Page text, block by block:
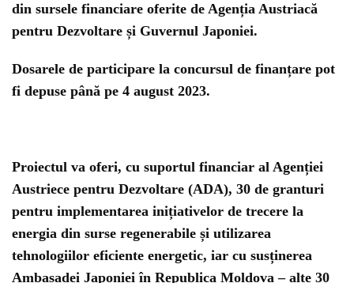
din sursele financiare oferite de Agenția Austriacă
pentru Dezvoltare și Guvernul Japoniei.
Dosarele de participare la concursul de finanțare pot
fi depuse până pe 4 august 2023.
Proiectul va oferi, cu suportul financiar al Agenției
Austriece pentru Dezvoltare (ADA), 30 de granturi
pentru implementarea inițiativelor de trecere la
energia din surse regenerabile și utilizarea
tehnologiilor eficiente energetic, iar cu susținerea
Ambasadei Japoniei în Republica Moldova – alte 30